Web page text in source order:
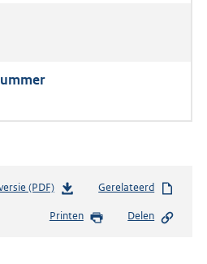
(PDF)b
s
Gerelateerd
Printen Delen